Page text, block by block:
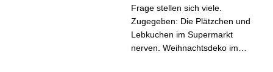
Frage stellen sich viele.
Zugegeben: Die Plätzchen und
Lebkuchen im Supermarkt
nerven. Weihnachtsdeko im…